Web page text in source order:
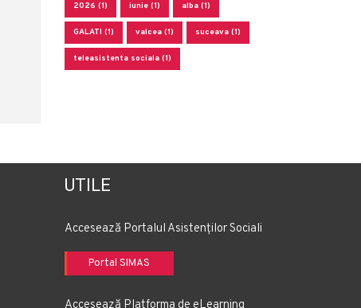
2026 (1) iunie (1) alba (1)
GALATI (1) valcea (1) suceava (1)
teleasistenta sociala (1)
UTILE
Accesează Portalul Asistenților Sociali
Portal SIMAS